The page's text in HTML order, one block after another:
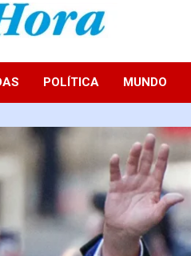
La Hora
POLÍTICA MUNDO